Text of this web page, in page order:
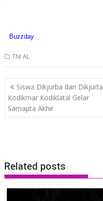
TNI AL
Post
navigation
Siswa Dikjurba dan Dikjurta
Kodikmar Kodiklatal Gelar
Samapta Akhir
Related posts